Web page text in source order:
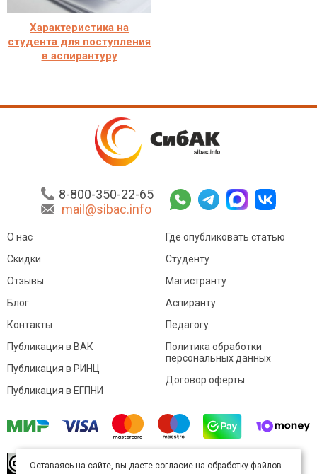
Характеристика на
студента для поступления
в аспирантуру
8-800-350-22-65
mail@sibac.info
О нас
Скидки
Отзывы
Блог
Контакты
Где опубликовать статью
Студенту
Магистранту
Аспиранту
Педагогу
Публикация в ВАК
Публикация в РИНЦ
Публикация в ЕГПНИ
Политика обработки
персональных данных
Договор оферты
произведение доступно полицензии Creative
Оставаясь на сайте, вы даете согласие на обработку файлов